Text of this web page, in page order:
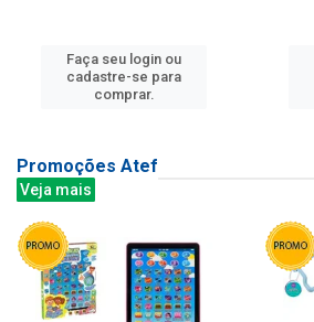
Faça seu login ou
cadastre-se para
comprar.
Promoções Atef
Veja mais